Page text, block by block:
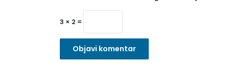
o
3 × 2 =